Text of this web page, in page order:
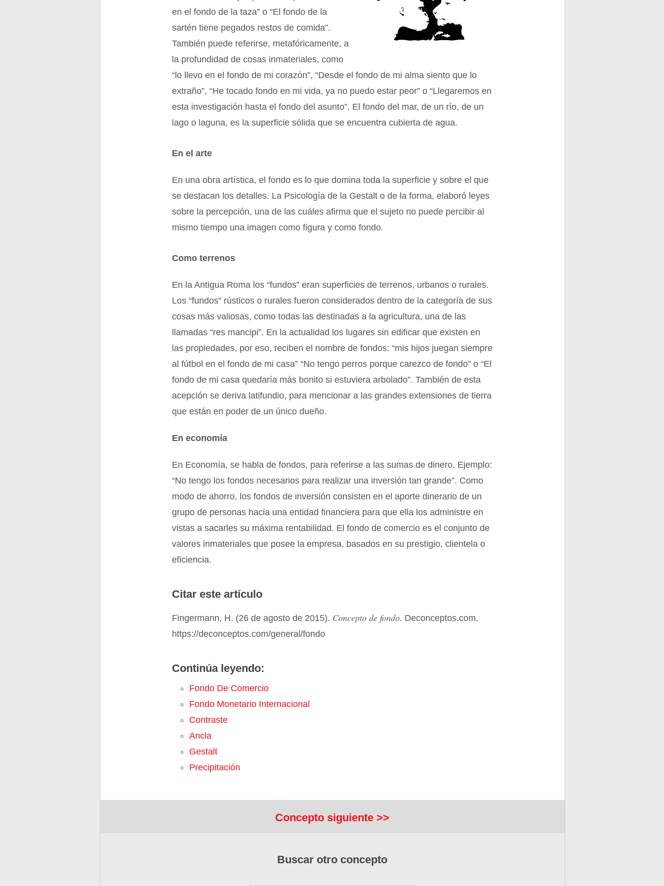
en el fondo de la taza” o “El fondo de la
sartén tiene pegados restos de comida”.
También puede referirse, metafóricamente, a
la profundidad de cosas inmateriales, como
“lo llevo en el fondo de mi corazón”, “Desde el fondo de mi alma siento que lo
extraño”, “He tocado fondo en mi vida, ya no puedo estar peor” o “Llegaremos en
esta investigación hasta el fondo del asunto”. El fondo del mar, de un río, de un
lago o laguna, es la superficie sólida que se encuentra cubierta de agua.
En el arte
En una obra artística, el fondo es lo que domina toda la superficie y sobre el que
se destacan los detalles. La Psicología de la Gestalt o de la forma, elaboró leyes
sobre la percepción, una de las cuáles afirma que el sujeto no puede percibir al
mismo tiempo una imagen como figura y como fondo.
Como terrenos
En la Antigua Roma los “fundos” eran superficies de terrenos, urbanos o rurales.
Los “fundos” rústicos o rurales fueron considerados dentro de la categoría de sus
cosas más valiosas, como todas las destinadas a la agricultura, una de las
llamadas “res mancipi”. En la actualidad los lugares sin edificar que existen en
las propiedades, por eso, reciben el nombre de fondos: “mis hijos juegan siempre
al fútbol en el fondo de mi casa” “No tengo perros porque carezco de fondo” o “El
fondo de mi casa quedaría más bonito si estuviera arbolado”. También de esta
acepción se deriva latifundio, para mencionar a las grandes extensiones de tierra
que están en poder de un único dueño.
En economía
En Economía, se habla de fondos, para referirse a las sumas de dinero. Ejemplo:
“No tengo los fondos necesarios para realizar una inversión tan grande”. Como
modo de ahorro, los fondos de inversión consisten en el aporte dinerario de un
grupo de personas hacia una entidad financiera para que ella los administre en
vistas a sacarles su máxima rentabilidad. El fondo de comercio es el conjunto de
valores inmateriales que posee la empresa, basados en su prestigio, clientela o
eficiencia.
Citar este artículo
Fingermann, H. (26 de agosto de 2015). Concepto de fondo. Deconceptos.com.
https://deconceptos.com/general/fondo
Continúa leyendo:
Fondo De Comercio
Fondo Monetario Internacional
Contraste
Ancla
Gestalt
Precipitación
Concepto siguiente >>
Buscar otro concepto